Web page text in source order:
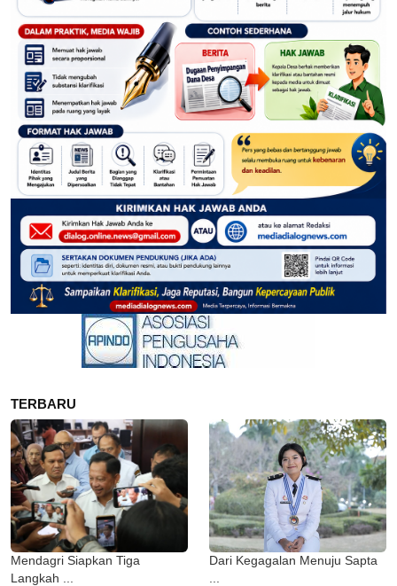
TERBARU
Mendagri Siapkan Tiga
Langkah ...
Dari Kegagalan Menuju Sapta